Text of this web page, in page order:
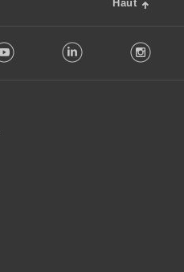
Haut
Youtube LinkedIn